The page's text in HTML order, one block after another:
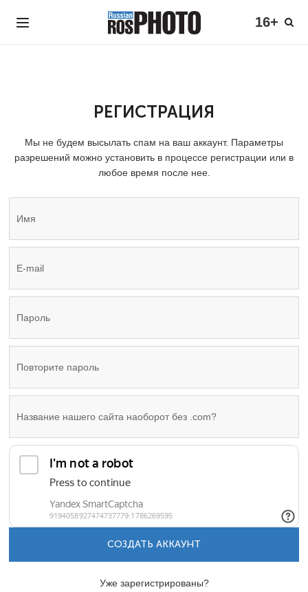
16+
РЕГИСТРАЦИЯ
Мы не будем высылать спам на ваш аккаунт. Параметры
разрешений можно установить в процессе регистрации или в
любое время после нее.
СОЗДАТЬ АККАУНТ
Уже зарегистрированы?